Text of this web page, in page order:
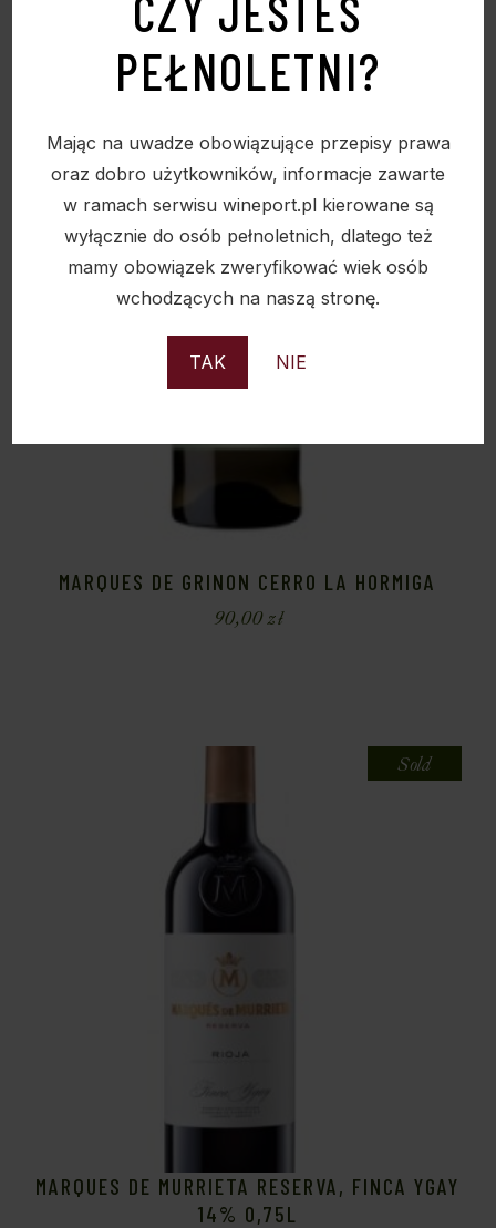
PEŁNOLETNI?
Mając na uwadze obowiązujące przepisy prawa
oraz dobro użytkowników, informacje zawarte
w ramach serwisu wineport.pl kierowane są
wyłącznie do osób pełnoletnich, dlatego też
mamy obowiązek zweryfikować wiek osób
wchodzących na naszą stronę.
TAK NIE
MARQUES DE GRINON CERRO LA HORMIGA
90,00zł
Sold
MARQUES DE MURRIETA RESERVA, FINCA YGAY
14% 0,75L